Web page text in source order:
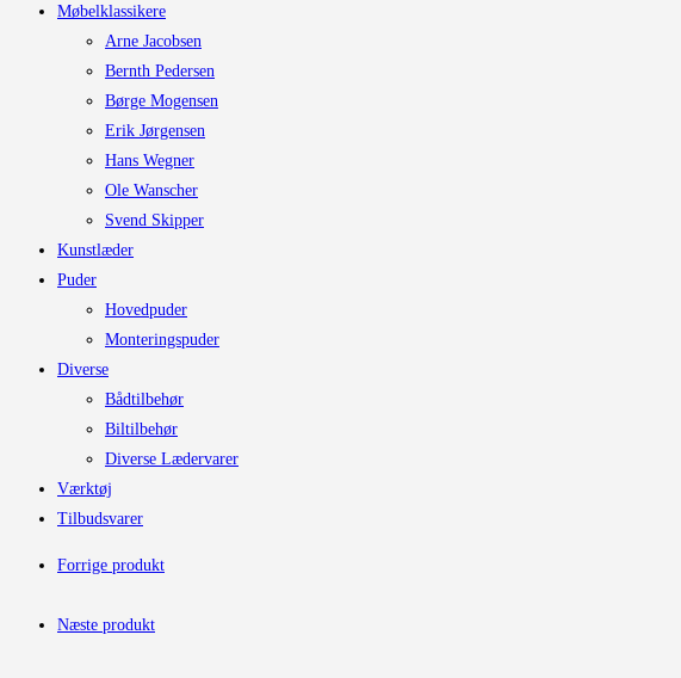
Møbelklassikere
Arne Jacobsen
Bernth Pedersen
Børge Mogensen
Erik Jørgensen
Hans Wegner
Ole Wanscher
Svend Skipper
Kunstlæder
Puder
Hovedpuder
Monteringspuder
Diverse
Bådtilbehør
Biltilbehør
Diverse Lædervarer
Værktøj
Tilbudsvarer
Forrige produkt
Næste produkt